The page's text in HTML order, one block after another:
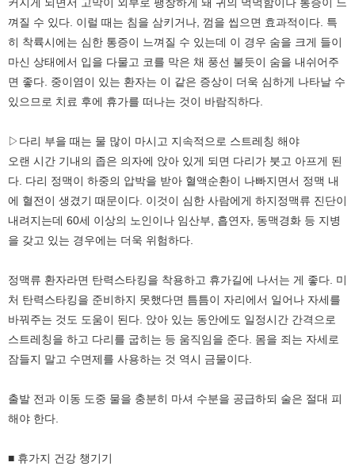
껴질 수 있다. 이럴 때는 침을 삼키거나, 껌을 씹으면 효과적이다. 특
히 착륙시에는 심한 통증이 느껴질 수 있는데 이 경우 숨을 크게 들이
마신 상태에서 입을 다물고 코를 막은 채 풍선 불듯이 숨을 내쉬어주
면 좋다. 중이염이 있는 환자는 이 같은 증상이 더욱 심하게 나타날 수
있으므로 치료 후에 휴가를 떠나는 것이 바람직하다.
▷다리 부을 때는 물 많이 마시고 지속적으로 스트레칭 해야
오랜 시간 기내의 좁은 의자에 앉아 있게 되면 다리가 붓고 아프게 된
다. 다리 정맥이 하중의 압박을 받아 혈액순환이 나빠지면서 정맥 내
에 혈전이 생겼기 때문이다. 이것이 심한 사람에게 하지정맥류 진단이
내려지는데 60세 이상의 노인이나 임산부, 흡연자, 동맥경화 등 지병
을 갖고 있는 경우에는 더욱 위험하다.
정맥류 환자라면 탄력스타킹을 착용하고 휴가길에 나서는 게 좋다. 미
처 탄력스타킹을 준비하지 못했다면 틈틈이 자리에서 일어나 자세를
바꿔주는 것도 도움이 된다. 앉아 있는 동안에도 일정시간 간격으로
스트레칭을 하고 다리를 굽히는 등 움직임을 준다. 몸을 죄는 자세로
잠들지 말고 수면제를 사용하는 것 역시 금물이다.
출발 전과 이동 도중 물을 충분히 마셔 수분을 공급하되 술은 절대 피
해야 한다.
■ 휴가지 건강 챙기기